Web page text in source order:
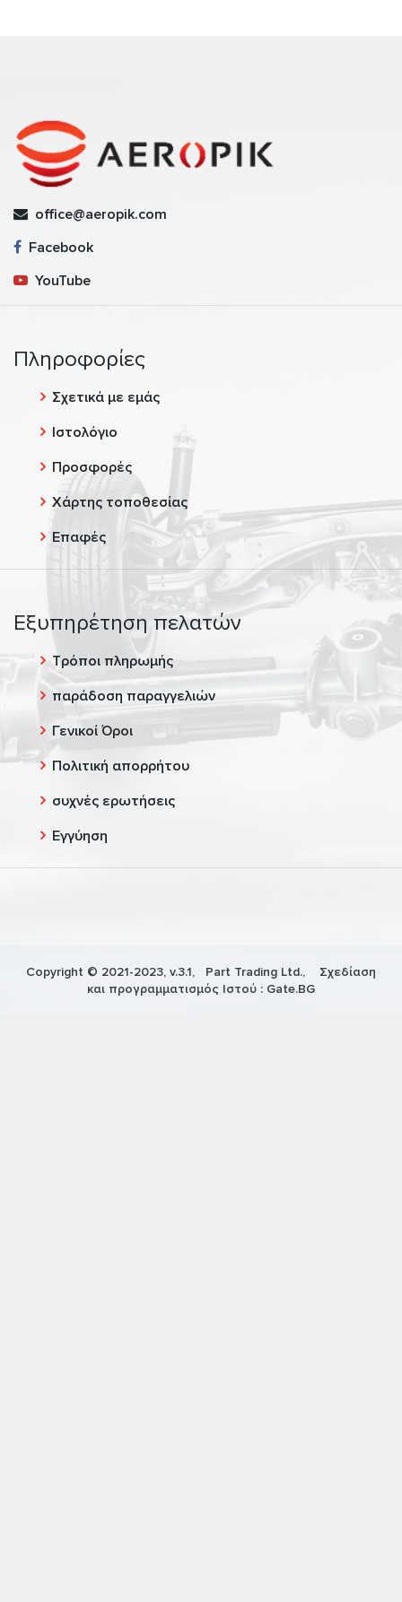
office@aeropik.com
Facebook
YouTube
Πληροφορίες
Σχετικά με εμάς
Ιστολόγιο
Προσφορές
Χάρτης τοποθεσίας
Επαφές
Εξυπηρέτηση πελατών
Τρόποι πληρωμής
παράδοση παραγγελιών
Γενικοί Όροι
Πολιτική απορρήτου
συχνές ερωτήσεις
Εγγύηση
Copyright © 2021-2023, v.3.1, Part Trading Ltd., Σχεδίαση
και προγραμματισμός Ιστού : Gate.BG